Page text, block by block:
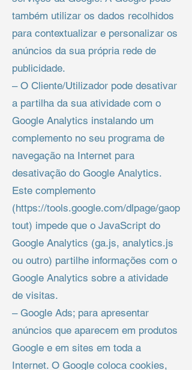
também utilizar os dados recolhidos
para contextualizar e personalizar os
anúncios da sua própria rede de
publicidade.
– O Cliente/Utilizador pode desativar
a partilha da sua atividade com o
Google Analytics instalando um
complemento no seu programa de
navegação na Internet para
desativação do Google Analytics.
Este complemento
(https://tools.google.com/dlpage/gaop
tout) impede que o JavaScript do
Google Analytics (ga.js, analytics.js
ou outro) partilhe informações com o
Google Analytics sobre a atividade
de visitas.
– Google Ads; para apresentar
anúncios que aparecem em produtos
Google e em sites em toda a
Internet. O Google coloca cookies,